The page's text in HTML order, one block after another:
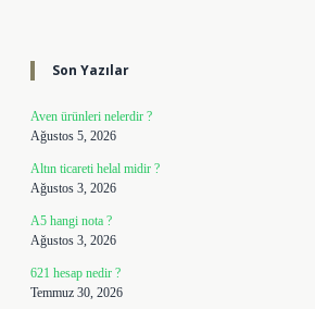
Son Yazılar
Aven ürünleri nelerdir ?
Ağustos 5, 2026
Altın ticareti helal midir ?
Ağustos 3, 2026
A5 hangi nota ?
Ağustos 3, 2026
621 hesap nedir ?
Temmuz 30, 2026